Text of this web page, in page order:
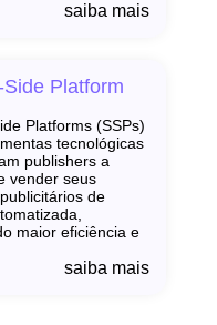
saiba mais
Platform
Platforms (SSPs)
tecnológicas
publishers a
vender seus
de
maior eficiência e
saiba mais